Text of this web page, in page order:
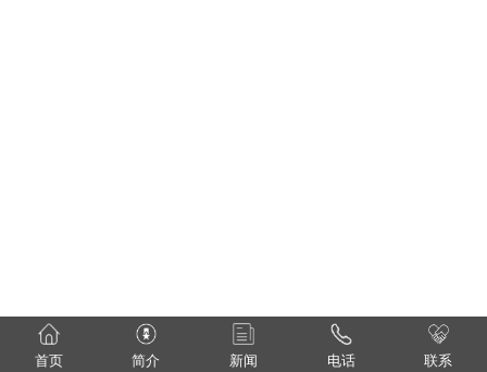
首页 简介 新闻 电话 联系